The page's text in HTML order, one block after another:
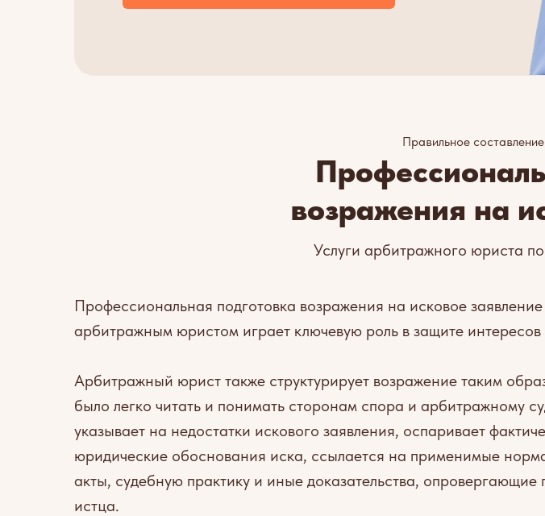
возражения на
Правильное
Услуги арбитражного юриста
Профессиональная подготовка возражения на исковое заявление
арбитражным юристом играет ключевую роль в защите интересов
Арбитражный юрист также структурирует возражение таким
было легко читать и понимать сторонам спора и арбитражному
указывает на недостатки искового заявления, оспаривает
юридические обоснования иска, ссылается на применимые
акты, судебную практику и иные доказательства, опровергающие
истца.